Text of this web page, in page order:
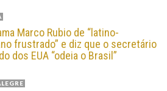
Marco Rubio de “latino-
frustrado” e diz que o secretário
dos EUA “odeia o Brasil”